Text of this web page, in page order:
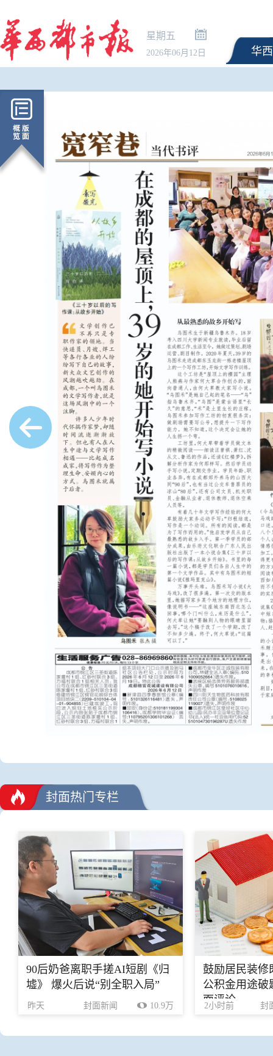
星期五
2026年06月12日 华
协议接近达成 伊朗披露海峡新航
道通行细节 美方再提“倒计时”
大赛线下研学活动来
诗词游四川
封面热门专栏
90后奶爸离职手搓AI短剧《归
墟》 爆火后说“别全职入局”
昨天 封面新闻 10.9万
鼓励居民装修
公积金用途破
面评论
2小时前 封